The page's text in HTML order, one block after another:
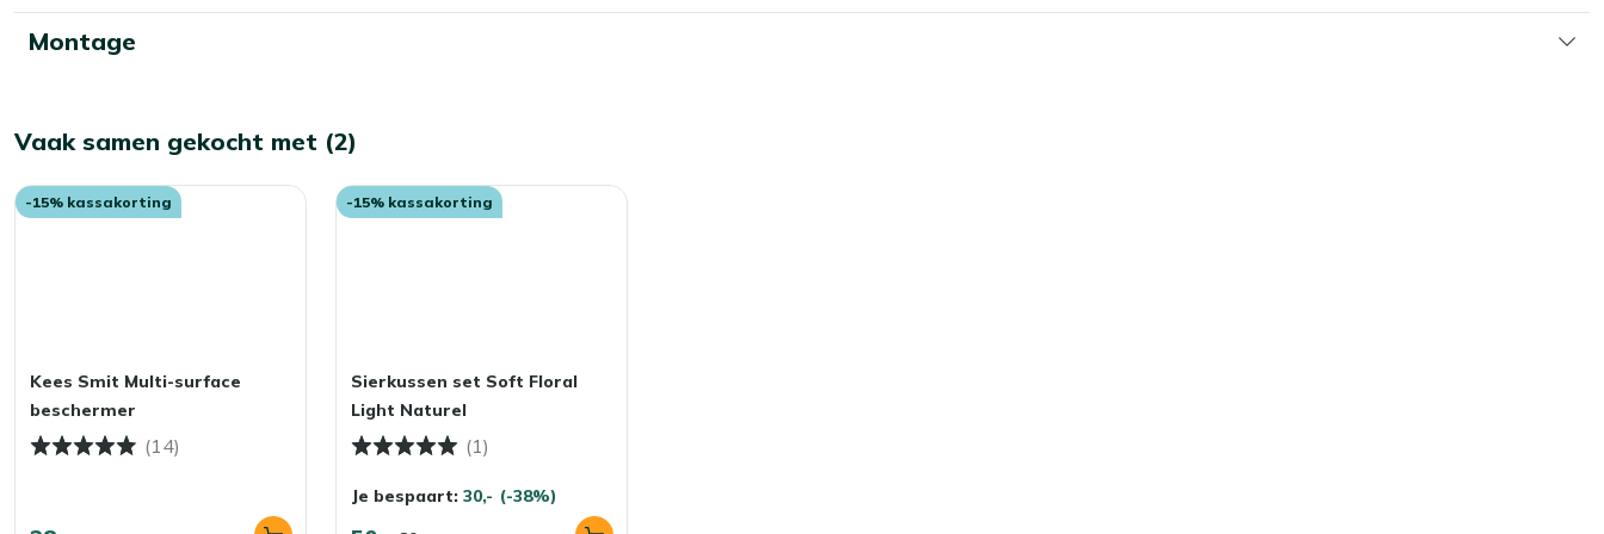
Montage
Vaak samen gekocht met (2)
-15% kassakorting
Kees Smit Multi-surface
beschermer
(14)
-15% kassakorting
Sierkussen set Soft Floral
Light Naturel
(1)
Je bespaart: 30,- (-38%)